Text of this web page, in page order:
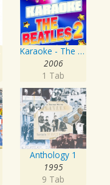
Karaoke - The Beatles 2
2006
1 Tab
Anthology 1
1995
9 Tab